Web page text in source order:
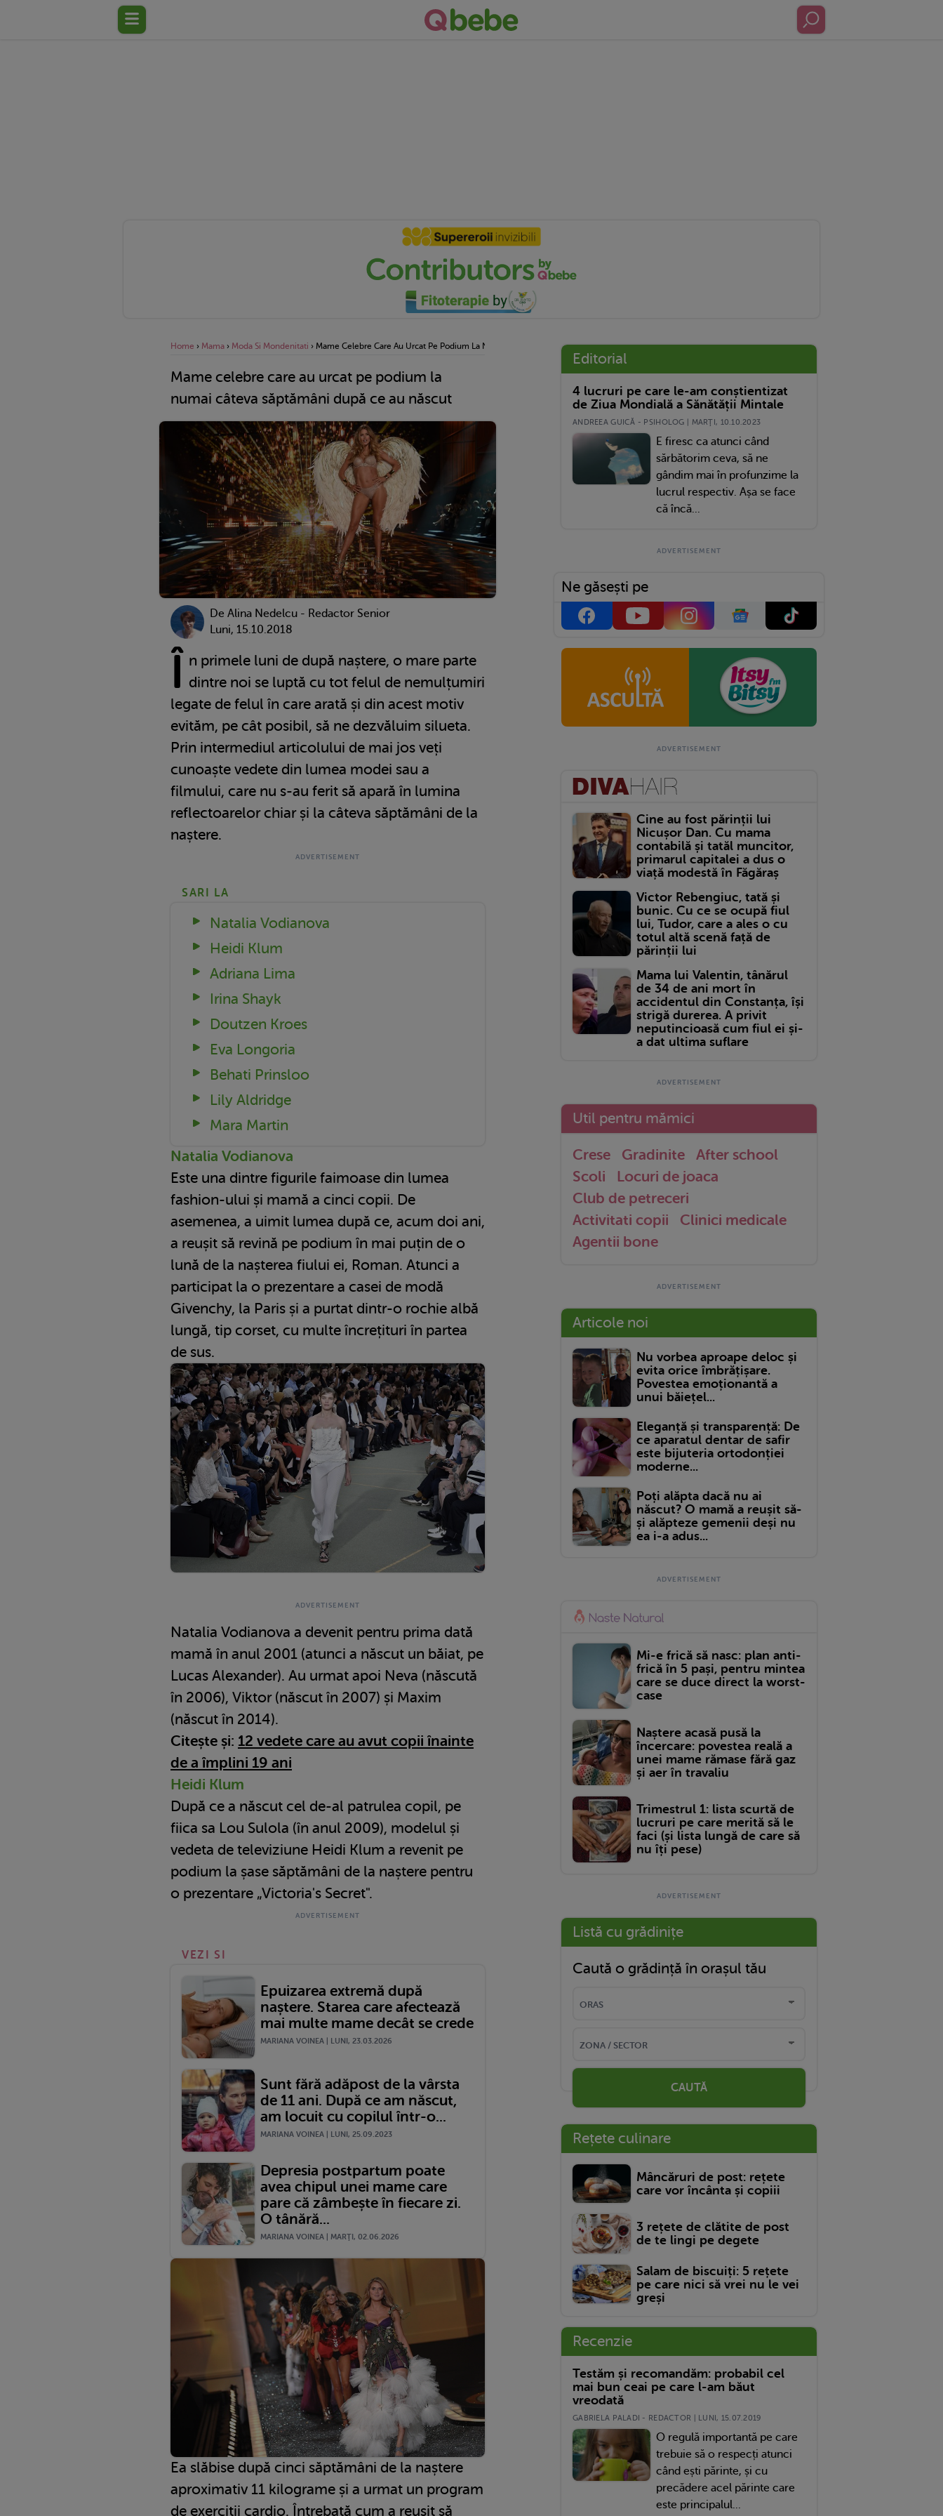
Home › Mama › Moda Si Mondenitati › Mame Celebre Care Au Urcat Pe Podium La Numai Câteva Săptămâni După Ce Au Născut
Mame celebre care au urcat pe podium la
numai câteva săptămâni după ce au născut
De Alina Nedelcu - Redactor Senior
Luni, 15.10.2018
Î n primele luni de după naștere, o mare parte
dintre noi se luptă cu tot felul de nemulțumiri
legate de felul în care arată și din acest motiv
evităm, pe cât posibil, să ne dezvăluim silueta.
Prin intermediul articolului de mai jos veți
cunoaște vedete din lumea modei sau a
filmului, care nu s-au ferit să apară în lumina
reflectoarelor chiar și la câteva săptămâni de la
naștere.
SARI LA
Natalia Vodianova
Heidi Klum
Adriana Lima
Irina Shayk
Doutzen Kroes
Eva Longoria
Behati Prinsloo
Lily Aldridge
Mara Martin
Natalia Vodianova
Este una dintre figurile faimoase din lumea
fashion-ului și mamă a cinci copii. De
asemenea, a uimit lumea după ce, acum doi ani,
a reușit să revină pe podium în mai puțin de o
lună de la nașterea fiului ei, Roman. Atunci a
participat la o prezentare a casei de modă
Givenchy, la Paris și a purtat dintr-o rochie albă
lungă, tip corset, cu multe încrețituri în partea
de sus.
Natalia Vodianova a devenit pentru prima dată
mamă în anul 2001 (atunci a născut un băiat, pe
Lucas Alexander). Au urmat apoi Neva (născută
în 2006), Viktor (născut în 2007) și Maxim
(născut în 2014).
Citește și: 12 vedete care au avut copii înainte
de a împlini 19 ani
Heidi Klum
După ce a născut cel de-al patrulea copil, pe
fiica sa Lou Sulola (în anul 2009), modelul și
vedeta de televiziune Heidi Klum a revenit pe
podium la șase săptămâni de la naștere pentru
o prezentare „Victoria's Secret".
VEZI SI
Epuizarea extremă după
naștere. Starea care afectează
mai multe mame decât se crede
MARIANA VOINEA | LUNI, 23.03.2026
Sunt fără adăpost de la vârsta
de 11 ani. După ce am născut,
am locuit cu copilul într-o...
MARIANA VOINEA | LUNI, 25.09.2023
Depresia postpartum poate
avea chipul unei mame care
pare că zâmbește în fiecare zi.
O tânără...
MARIANA VOINEA | MARŢI, 02.06.2026
Ea slăbise după cinci săptămâni de la naștere
aproximativ 11 kilograme și a urmat un program
de exerciții cardio. Întrebată cum a reușit să
Editorial
4 lucruri pe care le-am conștientizat
de Ziua Mondială a Sănătății Mintale
ANDREEA GUICĂ - PSIHOLOG | MARŢI, 10.10.2023
E firesc ca atunci când
sărbătorim ceva, să ne
gândim mai în profunzime la
lucrul respectiv. Așa se face
că încă...
Ne găsești pe
Cine au fost părinții lui
Nicușor Dan. Cu mama
contabilă și tatăl muncitor,
primarul capitalei a dus o
viață modestă în Făgăraș
Victor Rebengiuc, tată și
bunic. Cu ce se ocupă fiul
lui, Tudor, care a ales o cu
totul altă scenă față de
părinții lui
Mama lui Valentin, tânărul
de 34 de ani mort în
accidentul din Constanța, își
strigă durerea. A privit
neputincioasă cum fiul ei și-
a dat ultima suflare
Util pentru mămici
Crese Gradinite
After school
Scoli
Locuri de joaca
Club de petreceri
Activitati copii
Clinici medicale
Agentii bone
Articole noi
Nu vorbea aproape deloc și
evita orice îmbrățișare.
Povestea emoționantă a
unui băiețel...
Eleganță și transparență: De
ce aparatul dentar de safir
este bijuteria ortodonției
moderne...
Poți alăpta dacă nu ai
născut? O mamă a reușit să-
și alăpteze gemenii deși nu
ea i-a adus...
Mi-e frică să nasc: plan anti-
frică în 5 pași, pentru mintea
care se duce direct la worst-
case
Naștere acasă pusă la
încercare: povestea reală a
unei mame rămase fără gaz
și aer în travaliu
Trimestrul 1: lista scurtă de
lucruri pe care merită să le
faci (și lista lungă de care să
nu îți pese)
Listă cu grădinițe
Caută o grădință în orașul tău
CAUTĂ
Rețete culinare
Mâncăruri de post: rețete
care vor încânta și copiii
3 rețete de clătite de post
de te lingi pe degete
Salam de biscuiți: 5 rețete
pe care nici să vrei nu le vei
greși
Recenzie
Testăm și recomandăm: probabil cel
mai bun ceai pe care l-am băut
vreodată
GABRIELA PALADI - REDACTOR | LUNI, 15.07.2019
O regulă importantă pe care
trebuie să o respecți atunci
când ești părinte, și cu
precădere acel părinte care
este principalul...